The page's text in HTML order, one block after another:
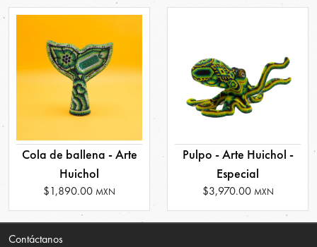
Cola de ballena - Arte
Huichol
$1,890.00 MXN
Pulpo - Arte Huichol -
Especial
$3,970.00 MXN
Contáctanos